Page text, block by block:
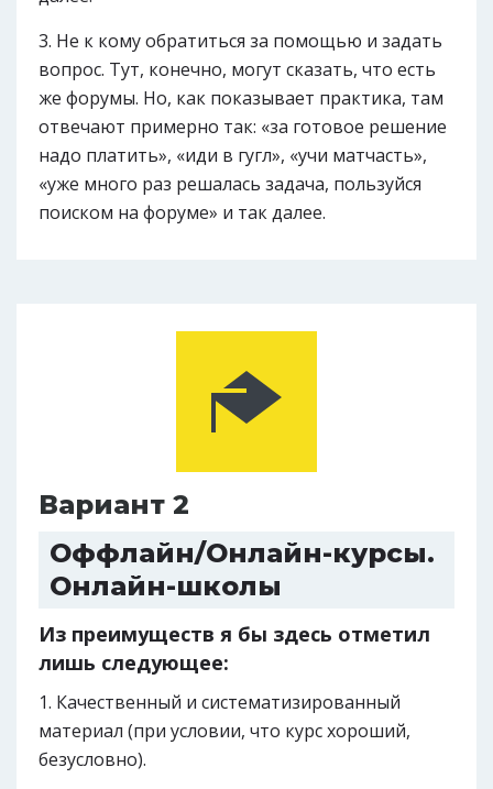
Не к кому обратиться за помощью и задать
вопрос. Тут, конечно, могут сказать, что есть
же форумы. Но, как показывает практика, там
отвечают примерно так: «за готовое решение
надо платить», «иди в гугл», «учи матчасть»,
«уже много раз решалась задача, пользуйся
поиском на форуме» и так далее.
Вариант 2
Оффлайн/Онлайн-курсы.
Онлайн-школы
Из преимуществ я бы здесь отметил
лишь следующее:
Качественный и систематизированный
материал (при условии, что курс хороший,
безусловно).